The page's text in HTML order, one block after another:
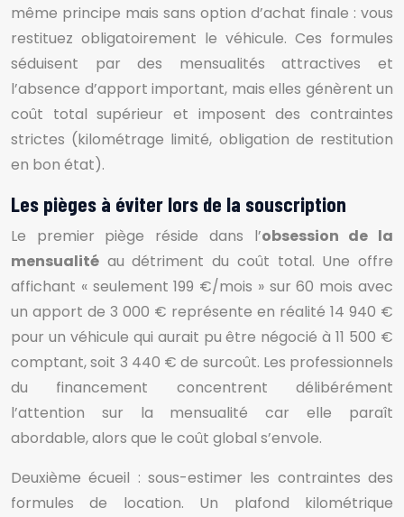
même principe mais sans option d’achat finale : vous
restituez obligatoirement le véhicule. Ces formules
séduisent par des mensualités attractives et
l’absence d’apport important, mais elles génèrent un
coût total supérieur et imposent des contraintes
strictes (kilométrage limité, obligation de restitution
en bon état).
Les pièges à éviter lors de la souscription
Le premier piège réside dans l’obsession de la
mensualité au détriment du coût total. Une offre
affichant « seulement 199 €/mois » sur 60 mois avec
un apport de 3 000 € représente en réalité 14 940 €
pour un véhicule qui aurait pu être négocié à 11 500 €
comptant, soit 3 440 € de surcoût. Les professionnels
du financement concentrent délibérément
l’attention sur la mensualité car elle paraît
abordable, alors que le coût global s’envole.
Deuxième écueil : sous-estimer les contraintes des
formules de location. Un plafond kilométrique